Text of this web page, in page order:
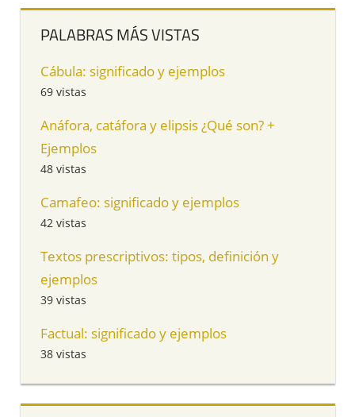
PALABRAS MÁS VISTAS
Cábula: significado y ejemplos
69 vistas
Anáfora, catáfora y elipsis ¿Qué son? +
Ejemplos
48 vistas
Camafeo: significado y ejemplos
42 vistas
Textos prescriptivos: tipos, definición y
ejemplos
39 vistas
Factual: significado y ejemplos
38 vistas